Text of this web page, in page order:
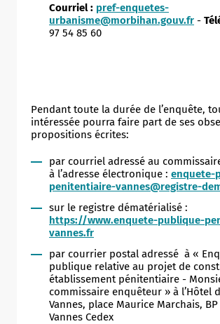
Courriel : pref-enquetes-
urbanisme@morbihan.gouv.fr -
97 54 85 60
Pendant toute la durée de l’enquête,
intéressée pourra faire part de ses
propositions écrites:
par courriel adressé au
à l’adresse électronique : enquete-
penitentiaire-vannes@registre-
sur le registre dématérialisé :
https://www.enquete-publique-
vannes.fr
par courrier postal adressé à «
publique relative au projet de
établissement pénitentiaire -
commissaire enquêteur » à l’Hôtel
Vannes, place Maurice Marchais, BP
Vannes Cedex
ShareThis is disabled.